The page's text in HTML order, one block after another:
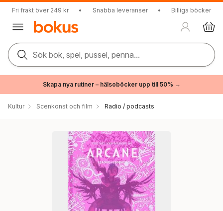
Fri frakt över 249 kr • Snabba leveranser • Billiga böcker
Sök bok, spel, pussel, penna...
Skapa nya rutiner – hälsoböcker upp till 50% →
Kultur Scenkonst och film Radio / podcasts